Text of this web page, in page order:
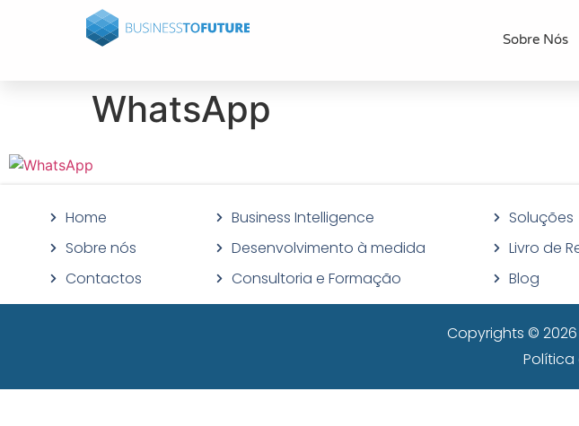
Sobre Nós
WhatsApp
Home
Sobre nós
Contactos
Business Intelligence
Desenvolvimento à medida
Consultoria e Formação
Soluções
Livro de
Blog
Copyrights © 2026
Política